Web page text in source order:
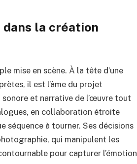
la création
mise en scène. À la tête d’une
il est l’âme du projet
et narrative de l’œuvre tout
en collaboration étroite
séquence à tourner. Ses décisions
qui manipulent les
pour capturer l’émotion